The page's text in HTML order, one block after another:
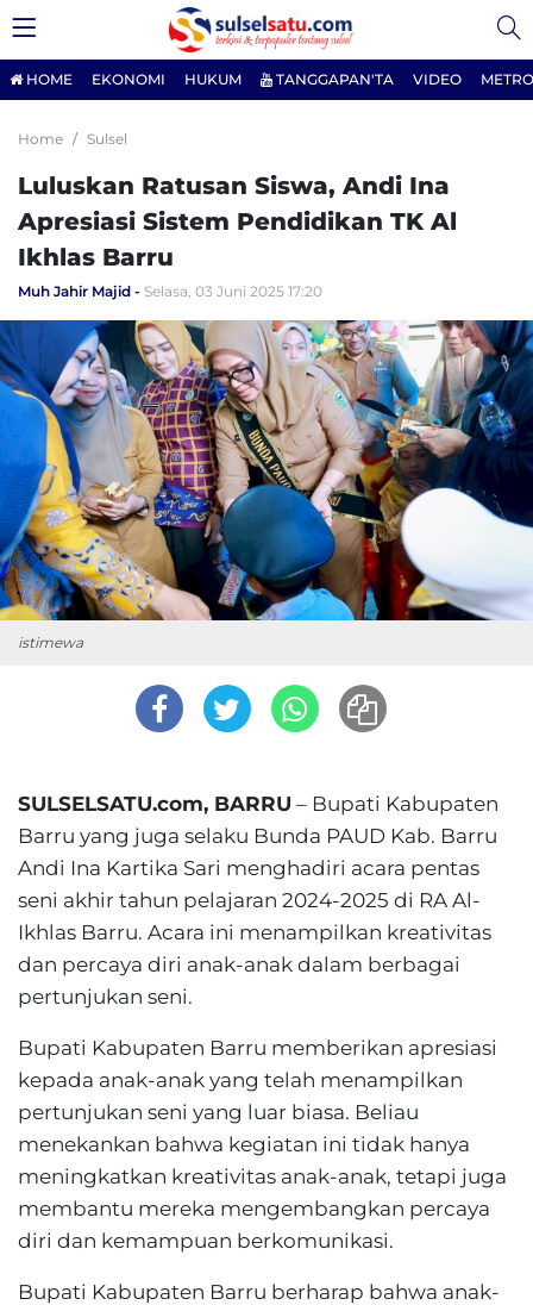
HOME EKONOMI HUKUM TANGGAPAN'TA VIDEO
Home Sulsel
Luluskan Ratusan Siswa, Andi Ina
Apresiasi Sistem Pendidikan TK Al
Ikhlas Barru
Muh Jahir Majid Selasa, 03 Juni 2025 17:20
istimewa
SULSELSATU.com, BARRU – Bupati Kabupaten
Barru yang juga selaku Bunda PAUD Kab. Barru
Andi Ina Kartika Sari menghadiri acara pentas
seni akhir tahun pelajaran 2024-2025 di RA Al-
Ikhlas Barru. Acara ini menampilkan kreativitas
dan percaya diri anak-anak dalam berbagai
pertunjukan seni.
Bupati Kabupaten Barru memberikan apresiasi
kepada anak-anak yang telah menampilkan
pertunjukan seni yang luar biasa. Beliau
menekankan bahwa kegiatan ini tidak hanya
meningkatkan kreativitas anak-anak, tetapi juga
membantu mereka mengembangkan percaya
diri dan kemampuan berkomunikasi.
Bupati Kabupaten Barru berharap bahwa anak-